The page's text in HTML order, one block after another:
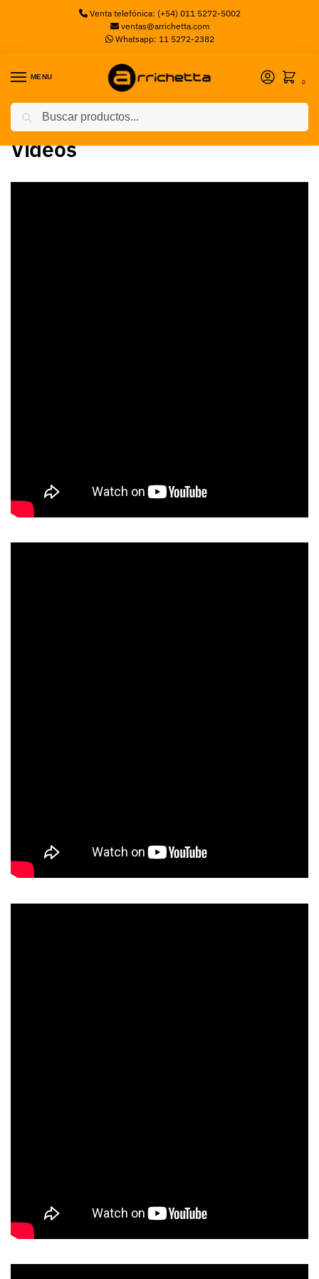
Venta telefónica: (+54) 011 5272-5002
ventas@arrichetta.com
Whatsapp: 11 5272-2382
MENU
0
Inicio Videos
Videos